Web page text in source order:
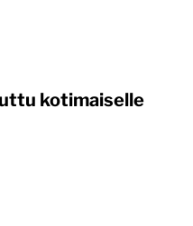
kotimaiselle